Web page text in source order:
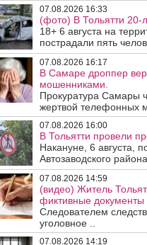
07.08.2026 16:33
(фото) В Тольятти 20-
18+ 6 августа на
пострадали пять
07.08.2026 16:17
В Самаре дроппер
мошенниками.
Прокуратура Самары
жертвой телефонных
07.08.2026 16:00
В Тольятти провели
Накануне, 6 августа,
Автозаводского
07.08.2026 14:59
(видео) Житель
фиктивные документы
Следователем
уголовное ..
07.08.2026 14:19